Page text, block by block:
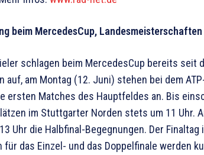
beim MercedesCup,
schlagen beim MercedesCup bereits seit
auf, am Montag (12. Juni) stehen bei dem
ersten Matches des Hauptfeldes an. Bis
im Stuttgarter Norden stets um 11 Uhr.
Uhr die Halbfinal-Begegnungen. Der
für das Einzel- und das Doppelfinale werden